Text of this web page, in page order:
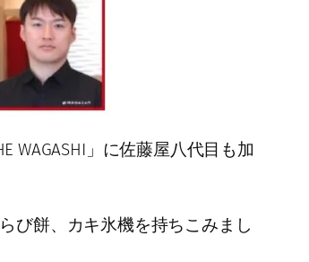
WAGASHI」に佐藤屋八代目も加
び餅、カキ氷機を持ちこみまし